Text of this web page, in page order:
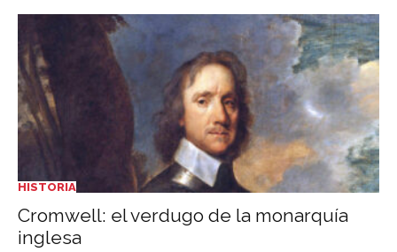
HISTORIA
Cromwell: el verdugo de la monarquía
inglesa